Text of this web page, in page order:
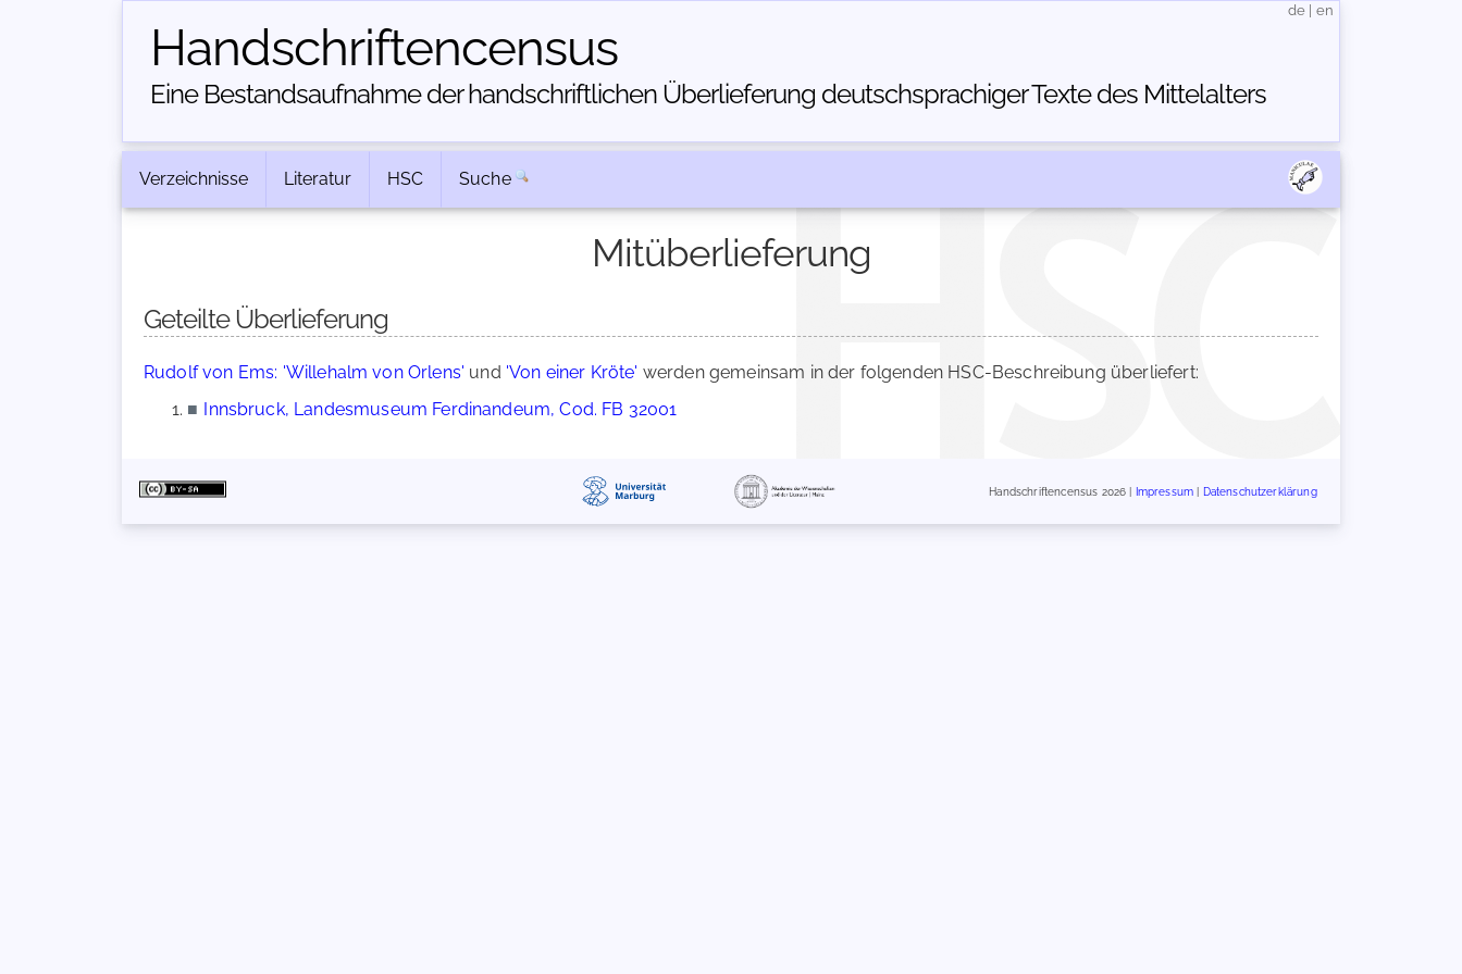
Handschriften­census
Eine Bestandsaufnahme der handschriftlichen Über­lieferung deutschsprachiger Texte des Mittelalters
de en
Verzeichnisse Literatur HSC Suche
Mitüberlieferung
Geteilte Überlieferung
Rudolf von Ems: 'Willehalm von Orlens' und 'Von einer Kröte' werden gemeinsam in der folgenden HSC-Beschreibung überliefert:
■ Innsbruck, Landesmuseum Ferdinandeum, Cod. FB 32001
Handschriftencensus 2026 | Impressum Datenschutzerklärung